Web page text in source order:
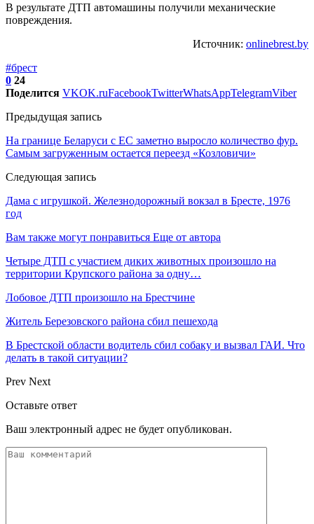
В результате ДТП автомашины получили механические
повреждения.
Источник: onlinebrest.by
#брест
0 24
Поделится VKOK.ruFacebookTwitterWhatsAppTelegramViber
Предыдущая запись
На границе Беларуси с ЕС заметно выросло количество фур.
Самым загруженным остается переезд «Козловичи»
Следующая запись
Дама с игрушкой. Железнодорожный вокзал в Бресте, 1976
год
Вам также могут понравиться Еще от автора
Четыре ДТП с участием диких животных произошло на
территории Крупского района за одну…
Лобовое ДТП произошло на Брестчине
Житель Березовского района сбил пешехода
В Брестской области водитель сбил собаку и вызвал ГАИ. Что
делать в такой ситуации?
Prev Next
Оставьте ответ
Ваш электронный адрес не будет опубликован.